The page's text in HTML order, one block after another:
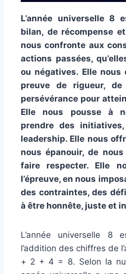
L’année universelle 8
bilan, de récompense
nous confronte aux
actions passées,
ou négatives. Elle nous
preuve de rigueur,
persévérance pour
Elle nous pousse à
prendre des
leadership. Elle nous
nous épanouir, de
faire respecter. Elle
l’épreuve, en nous
des contraintes, des
à être honnête, juste et
L’année universelle 8
l’addition des chiffres de
+ 2 + 4 = 8. Selon la